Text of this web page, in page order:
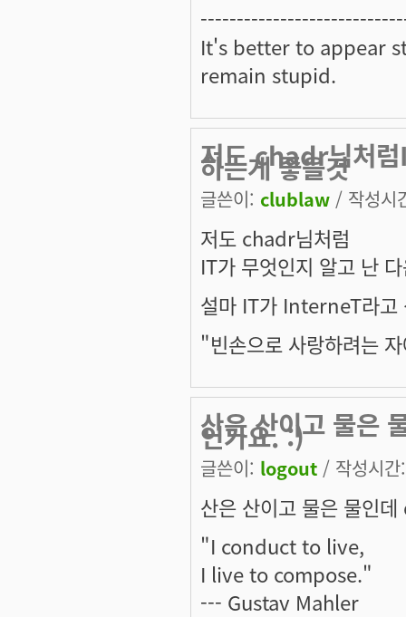
It's better to appear
remain stupid.
저도 chadr님처럼
하는게 좋을것
글쓴이: clublaw / 작성시
저도 chadr님처럼
IT가 무엇인지 알고 난
설마 IT가 InterneT라고
"빈손으로 사랑하려는
산은 산이고 물은
인가요. :)
글쓴이: logout / 작성시
산은 산이고 물은 물인
"I conduct to live,
I live to compose."
--- Gustav Mahler